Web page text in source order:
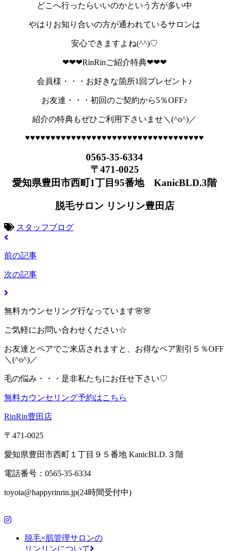
どこへ行ったらいいのかという方が多い中
やはりお知り合いの方が通われているサロンは
安心できますよね(^^)♡
❤❤❤RinRinご紹介特典❤❤❤
会員様・・・お好きな箇所1回プレゼント♪
お友達・・・初回のご契約から5％OFF♪
紹介の特典もぜひご利用下さいませ＼(^o^)／
♥♥♥♥♥♥♥♥♥♥♥♥♥♥♥♥♥♥♥♥♥♥♥♥♥♥♥♥♥♥♥♥♥♥♥
0565-35-6334
〒471-0025
愛知県豊田市西町1丁目95番地 KanicBLD.3階
脱毛サロン リンリン豊田店
スタッフブログ
前の記事
次の記事
無料カウンセリング行なっています🌸🌸
ご気軽にお問い合わせください☆
お友達とペアでご来店されますと、お得なペア割引５％OFF
＼(^o^)／
毛の悩み・・・是非私たちにお任せ下さい♡
無料カウンセリング予約はこちら
RinRin豊田店
〒471-0025
愛知県豊田市西町１丁目９５番地 KanicBLD.３階
電話番号：0565-35-6334
toyota@happyrinrin.jp(24時間受付中)
脱毛×肌管理サロンの
リンリンについて